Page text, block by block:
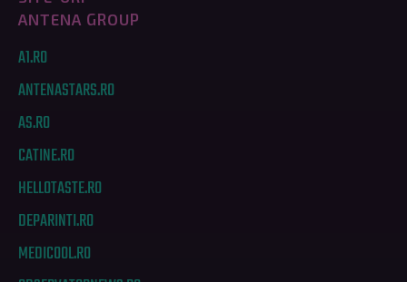
ANTENA GROUP
A1.RO
ANTENASTARS.RO
AS.RO
CATINE.RO
HELLOTASTE.RO
DEPARINTI.RO
MEDICOOL.RO